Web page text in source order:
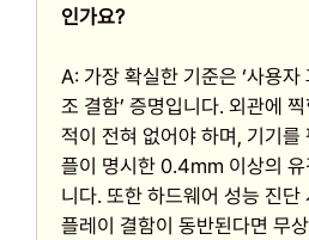
인가요?
A: 가장 확실한 기준은 ‘사용자
조 결함’ 증명입니다. 외관에
적이 전혀 없어야 하며, 기기를
플이 명시한 0.4mm 이상의
니다. 또한 하드웨어 성능 진단
플레이 결함이 동반된다면 무